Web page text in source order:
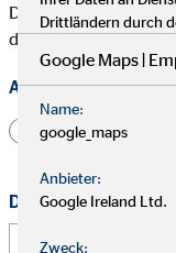
Die mit *
damit wir Deine
Anrede
Herr
Dein Vorname*
Drittländern durch
Google Maps |
Name:
google_maps
Anbieter:
Google Ireland Ltd.
Zweck: